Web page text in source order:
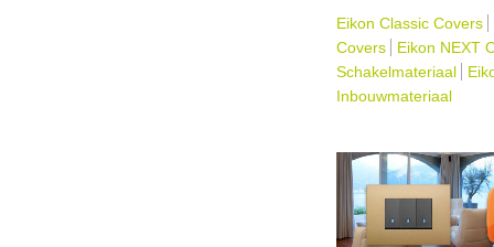
Eikon Classic Covers
Covers
Eikon NEXT
Schakelmateriaal
Inbouwmateriaal